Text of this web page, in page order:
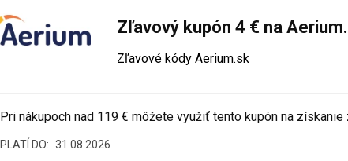
Zľavový kupón 4 € na
Zľavové kódy Aerium.sk
Pri nákupoch nad 119 € môžete využiť tento kupón na
PLATÍ DO: 31.08.2026